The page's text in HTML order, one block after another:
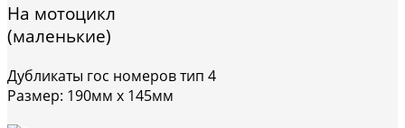
На мотоцикл
(маленькие)
Дубликаты гос номеров тип 4
Размер: 190мм х 145мм